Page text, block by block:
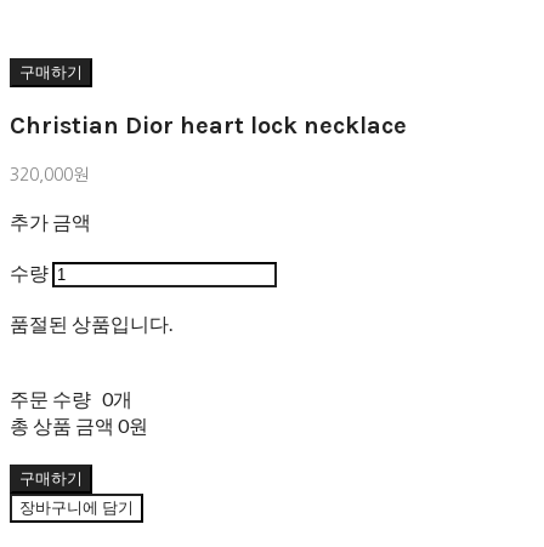
구매하기
Christian Dior heart lock necklace
320,000원
추가 금액
수량
품절된 상품입니다.
주문 수량 0개
총 상품 금액 0원
구매하기
장바구니에 담기